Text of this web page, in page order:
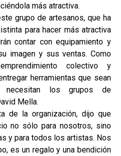
más atractiva.
grupo de artesanos, que ha
para hacer más atractiva
contar con equipamiento y
imagen y sus ventas. Como
colectivo y
herramientas que sean
los grupos de
Mella.
de la organización, dijo que
no sólo para nosotros, sino
y para todos los artistas. Nos
es un regalo y una bendición